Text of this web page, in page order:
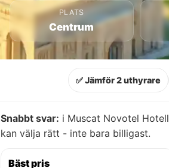
PLATS
Centrum
✅ Jämför 2 uthyrare
Snabbt svar: i Muscat Novotel
kan välja rätt - inte bara billigast.
Bäst pris